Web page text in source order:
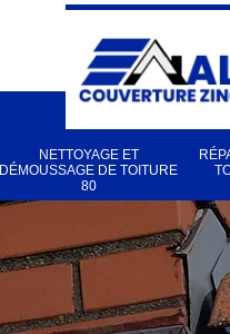
NETTOYAGE ET
DÉMOUSSAGE DE TOITURE
80